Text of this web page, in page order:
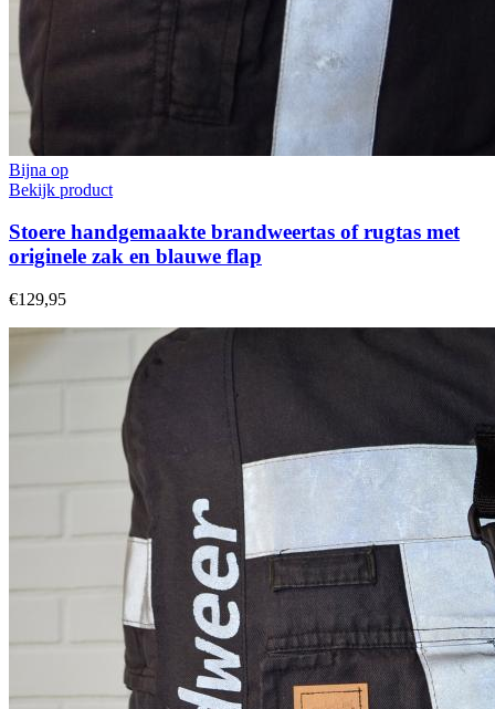
Bijna op
Bekijk product
Stoere handgemaakte brandweertas of rugtas met
originele zak en blauwe flap
€129,95